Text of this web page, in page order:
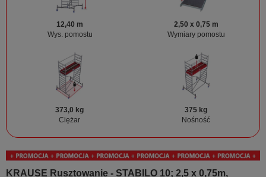
12,40 m
Wys. pomostu
2,50 x 0,75 m
Wymiary pomostu
373,0 kg
Ciężar
375 kg
Nośność
KRAUSE Rusztowanie - STABILO 10; 2,5 x 0,75m,